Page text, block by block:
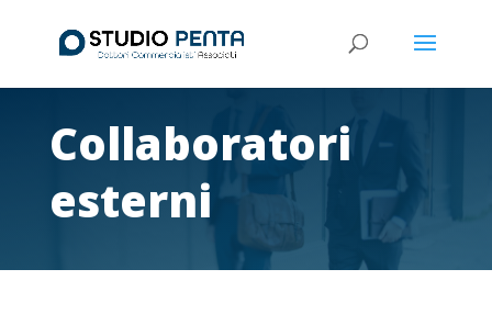
Collaboratori
esterni